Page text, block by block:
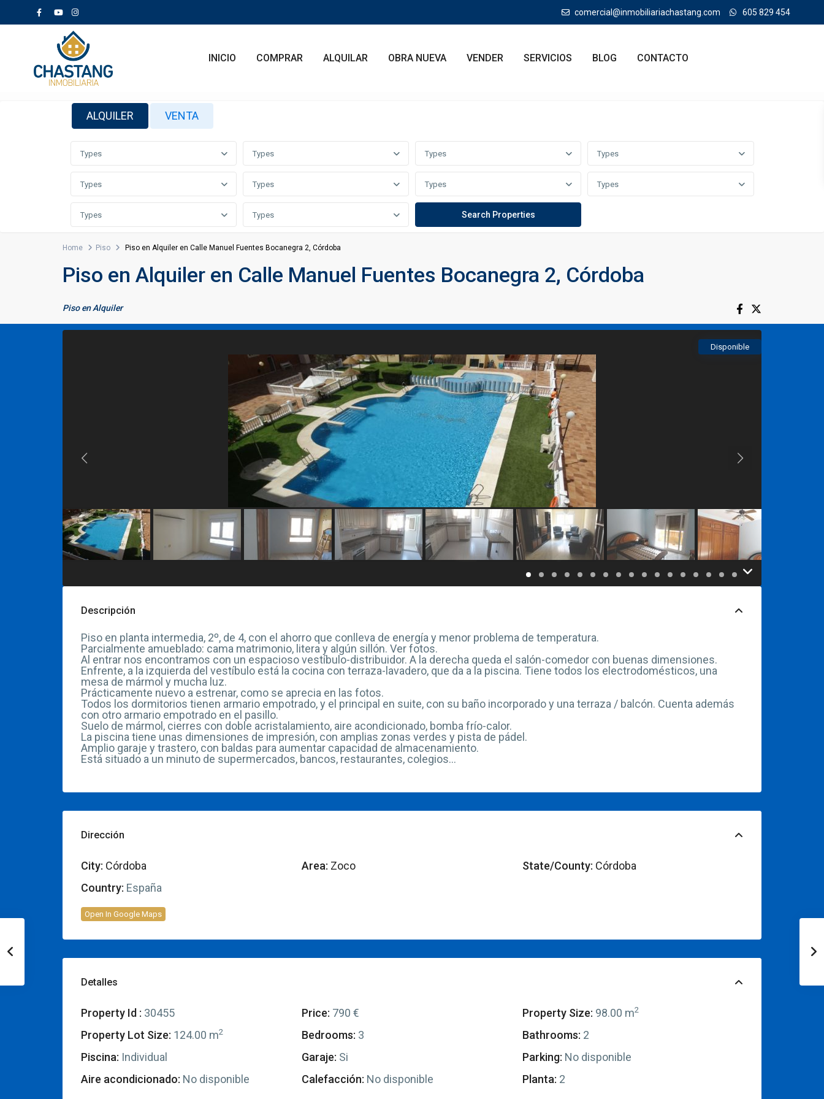
comercial@inmobiliariachastang.com 605 829 454
INICIO COMPRAR ALQUILAR OBRA NUEVA VENDER SERVICIOS BLOG CONTACTO
ALQUILER VENTA
Types Types Types Types
Types Types Types Types
Types Types
Home Piso Piso en Alquiler en Calle Manuel Fuentes Bocanegra 2, Córdoba
Piso en Alquiler en Calle Manuel Fuentes Bocanegra 2, Córdoba
PisoenAlquiler
Disponible
Descripción
Piso en planta intermedia, 2º, de 4, con el ahorro que conlleva de energía y menor problema de temperatura.
Parcialmente amueblado: cama matrimonio, litera y algún sillón. Ver fotos.
Al entrar nos encontramos con un espacioso vestíbulo-distribuidor. A la derecha queda el salón-comedor con buenas dimensiones.
Enfrente, a la izquierda del vestíbulo está la cocina con terraza-lavadero, que da a la piscina. Tiene todos los electrodomésticos, una
mesa de mármol y mucha luz.
Prácticamente nuevo a estrenar, como se aprecia en las fotos.
Todos los dormitorios tienen armario empotrado, y el principal en suite, con su baño incorporado y una terraza / balcón. Cuenta además
con otro armario empotrado en el pasillo.
Suelo de mármol, cierres con doble acristalamiento, aire acondicionado, bomba frío-calor.
La piscina tiene unas dimensiones de impresión, con amplias zonas verdes y pista de pádel.
Amplio garaje y trastero, con baldas para aumentar capacidad de almacenamiento.
Está situado a un minuto de supermercados, bancos, restaurantes, colegios…
Dirección
City: Córdoba Area: Zoco State/County: Córdoba
Country: España
Open In Google Maps
Detalles
Property Id : 30455 Price: 790 € Property Size: 98.00 m2
Property Lot Size: 124.00 m2 Bedrooms: 3 Bathrooms: 2
Piscina: Individual Garaje: Si Parking: No disponible
Aire acondicionado: No disponible Calefacción: No disponible Planta: 2